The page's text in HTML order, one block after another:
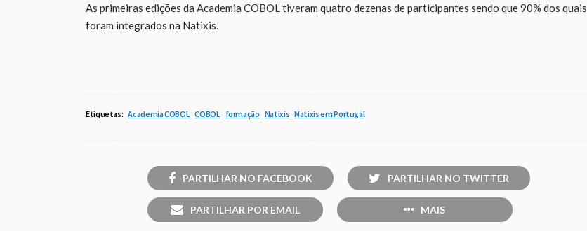
As primeiras edições da Academia COBOL tiveram quatro dezenas de participantes sendo que 90% dos quais
foram integrados na Natixis.
Etiquetas: Academia COBOL COBOL formação Natixis Natixis em Portugal
PARTILHAR NO FACEBOOK PARTILHAR NO TWITTER
PARTILHAR POR EMAIL MAIS